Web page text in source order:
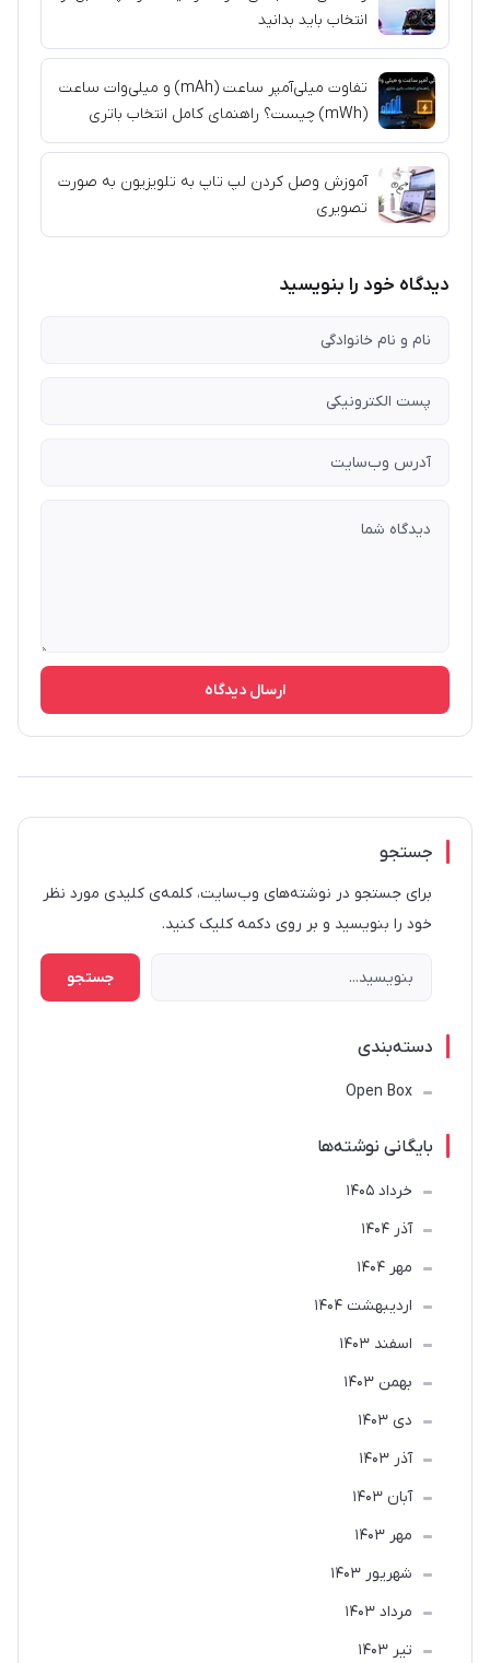
انتخاب باید بدانید
تفاوت میلی‌آمپر ساعت (mAh) و میلی‌وات ساعت
(mWh) چیست؟ راهنمای کامل انتخاب باتری
آموزش وصل کردن لپ تاپ به تلویزیون به صورت
تصویری
دیدگاه خود را بنویسید
ارسال دیدگاه
جستجو
برای جستجو در نوشته‌های وب‌سایت، کلمه‌ی کلیدی مورد نظر
خود را بنویسید و بر روی دکمه کلیک کنید.
جستجو
دسته‌بندی
Open Box
بایگانی نوشته‌ها
خرداد 1405
آذر 1404
مهر 1404
ارديبهشت 1404
اسفند 1403
بهمن 1403
دی 1403
آذر 1403
آبان 1403
مهر 1403
شهریور 1403
مرداد 1403
تير 1403